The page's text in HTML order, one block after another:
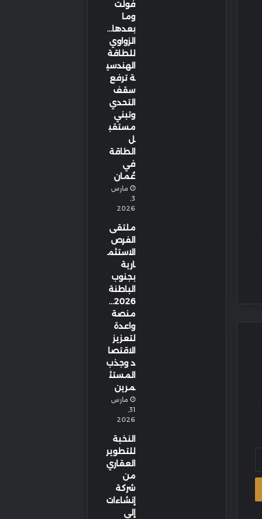
فولت
وما
بعدها…
الزواوي
للطاقة
الهندسي
ة ترفع
سقف
التحدي
وتبني
مستقب
ل
الطاقة
في
عُمان
مارس
3,
2026
ملتقى
الفرص
الاستثم
ارية
بجنوب
الباطنة
2026…
منصة
واعدة
لتعزيز
الاقتصا
د وجذب
المستث
مرين
مارس
31,
2026
النخبة
للتطوير
العقاري
من
شركة
إنشاءات
إلى